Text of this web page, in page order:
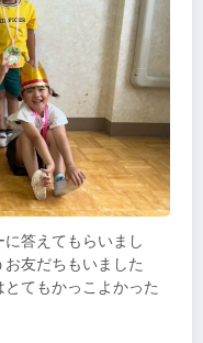
答えてもらいまし
友だちもいました
てもかっこよかった